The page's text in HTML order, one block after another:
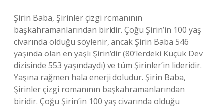
Şirin Baba, Şirinler çizgi romanının
başkahramanlarından biridir. Çoğu Şirin’in 100 yaş
civarında olduğu söylenir, ancak Şirin Baba 546
yaşında olan en yaşlı Şirin’dir (80’lerdeki Küçük Dev
dizisinde 553 yaşındaydı) ve tüm Şirinler’in lideridir.
Yaşına rağmen hala enerji doludur. Şirin Baba,
Şirinler çizgi romanının başkahramanlarından
biridir. Çoğu Şirin’in 100 yaş civarında olduğu